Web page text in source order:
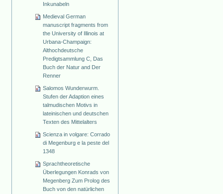
Inkunabeln
Medieval German
manuscript fragments from
the University of Illinois at
Urbana-Champaign:
Althochdeutsche
Predigtsammlung C, Das
Buch der Natur and Der
Renner
Salomos Wunderwurm.
Stufen der Adaption eines
talmudischen Motivs in
lateinischen und deutschen
Texten des Mittelalters
Scienza in volgare: Corrado
di Megenburg e la peste del
1348
Sprachtheoretische
Überlegungen Konrads von
Megenberg Zum Prolog des
Buch von den natürlichen